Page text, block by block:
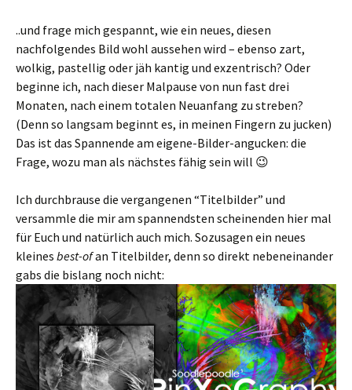
..und frage mich gespannt, wie ein neues, diesen
nachfolgendes Bild wohl aussehen wird – ebenso zart,
wolkig, pastellig oder jäh kantig und exzentrisch? Oder
beginne ich, nach dieser Malpause von nun fast drei
Monaten, nach einem totalen Neuanfang zu streben?
(Denn so langsam beginnt es, in meinen Fingern zu jucken)
Das ist das Spannende am eigene-Bilder-angucken: die
Frage, wozu man als nächstes fähig sein will 😉
Ich durchbrause die vergangenen “Titelbilder” und
versammle die mir am spannendsten scheinenden hier mal
für Euch und natürlich auch mich. Sozusagen ein neues
kleines best-ofan Titelbilder, denn so direkt nebeneinander
gabs die bislang noch nicht: